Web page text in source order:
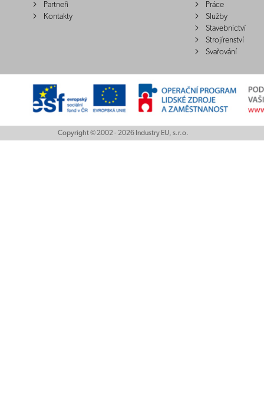
Partneři
Kontakty
Práce
Služby
Stavebnictví
Strojírenství
Svařování
Copyright © 2002 - 2026 Industry EU, s.r.o.